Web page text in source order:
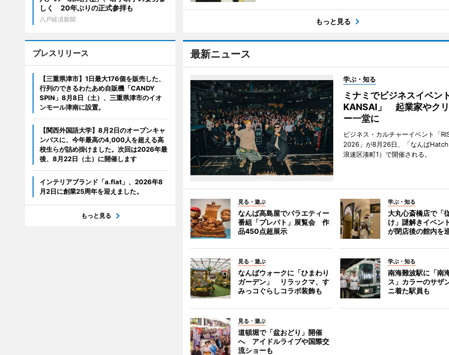
もっと見る
最新ニュース
学ぶ・知る
ミナミでビジネスイベン
KANSAI」 起業家やク
ー一堂に
ビジネス・カルチャーイベント「
2026」が8月26日、「なんば
浪速区湊町1）で開催される。
見る・遊ぶ
なんば高島屋でバラエティー
番組「プレバト」展覧会 作
品450点超展示
学ぶ・知る
大丸心斎橋店で「
け」謎解きイベ
が閉店後の館内を
見る・遊ぶ
なんばウォークに「ひまわり
ガーデン」 リラックマ、す
みっコぐらしコラボ装飾も
学ぶ・知る
南海難波駅に「南
ス」カラーのサ
ニ着た駅員も
見る・遊ぶ
道頓堀で「盆おどり」開催
へ アイドルライブや国際交
流ショーも
しく 20年ぶりの正式参拝も
八戸経済新聞
プレスリリース
【三重県津市】1日最大176個を販売した、
行列のできるわたあめ自販機「CANDY
SPIN」8月8日（土）、三重県津市のイオ
ンモール津南に設置。
【関西外国語大学】8月2日のオープンキャ
ンパスに、今年最高の4,000人を超える高
校生らが詰め掛けました。次回は2026年最
後、8月22日（土）に開催します
インテリアブランド「a.flat」、2026年8
月2日に創業25周年を迎えました。
もっと見る